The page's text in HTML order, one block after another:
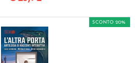
SCONTO 20%